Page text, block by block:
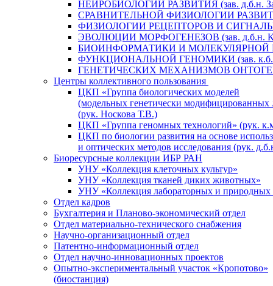
НЕЙРОБИОЛОГИИ РАЗВИТИЯ (зав. д.б.н.
СРАВНИТЕЛЬНОЙ ФИЗИОЛОГИИ РАЗВИТИЯ
ФИЗИОЛОГИИ РЕЦЕПТОРОВ И
ЭВОЛЮЦИИ МОРФОГЕНЕЗОВ (зав. д.б.н.
БИОИНФОРМАТИКИ И МОЛЕКУЛЯРНОЙ
ФУНКЦИОНАЛЬНОЙ ГЕНОМИКИ (зав.
ГЕНЕТИЧЕСКИХ МЕХАНИЗМОВ
Центры коллективного пользования
ЦКП «Группа биологических моделей
(модельных генетически
(рук. Носкова Т.В.)
ЦКП «Группа геномных технологий» (рук.
ЦКП по биологии развития на основе
и оптических методов исследования (рук.
Биоресурсные коллекции ИБР РАН
УНУ «Коллекция клеточных культур»
УНУ «Коллекция тканей диких животных»
УНУ «Коллекция лабораторных и природных
Отдел кадров
Бухгалтерия и Планово-экономический отдел
Отдел материально-технического снабжения
Научно-организационный отдел
Патентно-информационный отдел
Отдел научно-инновационных проектов
Опытно-экспериментальный участок «Кропотово»
(биостанция)